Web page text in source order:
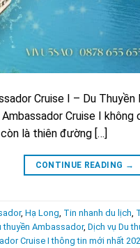
Cruise I – Du
Cruise I không
là thiên đường […]
CONTINUE READING →
, Hạ Long Tin nhanh du lịch
thuyền Ambassador, Dịch vụ Du
Cruise I thông tin mới nhất